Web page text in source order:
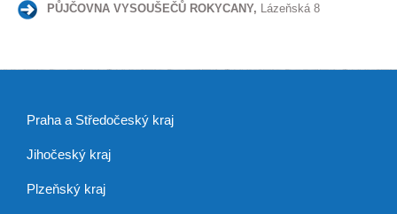
PŮJČOVNA VYSOUŠEČŮ ROKYCANY, Lázeňská 8
Praha a Středočeský kraj
Jihočeský kraj
Plzeňský kraj